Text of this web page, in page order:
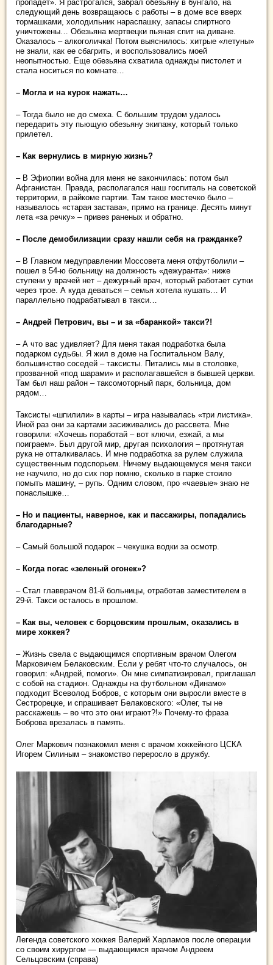
пропадет». Я растрогался, забрал обезьяну в бунгало, на
следующий день возвращаюсь с работы – в доме все вверх
тормашками, холодильник нараспашку, запасы спиртного
уничтожены… Обезьяна мертвецки пьяная спит на диване.
Оказалось – алкоголичка! Потом выяснилось: хитрые «летуны»
не знали, как ее сбагрить, и воспользовались моей
неопытностью. Еще обезьяна схватила однажды пистолет и
стала носиться по комнате…
– Могла и на курок нажать…
– Тогда было не до смеха. С большим трудом удалось
передарить эту пьющую обезьяну экипажу, который только
прилетел.
– Как вернулись в мирную жизнь?
– В Эфиопии война для меня не закончилась: потом был
Афганистан. Правда, располагался наш госпиталь на советской
территории, в райкоме партии. Там такое местечко было –
называлось «старая застава», прямо на границе. Десять минут
лета «за речку» – привез раненых и обратно.
– После демобилизации сразу нашли себя на гражданке?
– В Главном медуправлении Моссовета меня отфутболили –
пошел в 54-ю больницу на должность «дежуранта»: ниже
ступени у врачей нет – дежурный врач, который работает сутки
через трое. А куда деваться – семья хотела кушать… И
параллельно подрабатывал в такси…
– Андрей Петрович, вы – и за «баранкой» такси?!
– А что вас удивляет? Для меня такая подработка была
подарком судьбы. Я жил в доме на Госпитальном Валу,
большинство соседей – таксисты. Питались мы в столовке,
прозванной «под шарами» и располагавшейся в бывшей церкви.
Там был наш район – таксомоторный парк, больница, дом
рядом…
Таксисты «шпилили» в карты – игра называлась «три листика».
Иной раз они за картами засиживались до рассвета. Мне
говорили: «Хочешь поработай – вот ключи, езжай, а мы
поиграем». Был другой мир, другая психология – протянутая
рука не отталкивалась. И мне подработка за рулем служила
существенным подспорьем. Ничему выдающемуся меня такси
не научило, но до сих пор помню, сколько в парке стоило
помыть машину, – рупь. Одним словом, про «чаевые» знаю не
понаслышке…
– Но и пациенты, наверное, как и пассажиры, попадались
благодарные?
– Самый большой подарок – чекушка водки за осмотр.
– Когда погас «зеленый огонек»?
– Стал главврачом 81-й больницы, отработав заместителем в
29-й. Такси осталось в прошлом.
– Как вы, человек с борцовским прошлым, оказались в
мире хоккея?
– Жизнь свела с выдающимся спортивным врачом Олегом
Марковичем Белаковским. Если у ребят что-то случалось, он
говорил: «Андрей, помоги». Он мне симпатизировал, приглашал
с собой на стадион. Однажды на футбольном «Динамо»
подходит Всеволод Бобров, с которым они выросли вместе в
Сестрорецке, и спрашивает Белаковского: «Олег, ты не
расскажешь – во что это они играют?!» Почему-то фраза
Боброва врезалась в память.
Олег Маркович познакомил меня с врачом хоккейного ЦСКА
Игорем Силиным – знакомство переросло в дружбу.
Легенда советского хоккея Валерий Харламов после операции
со своим хирургом — выдающимся врачом Андреем
Сельцовским (справа)